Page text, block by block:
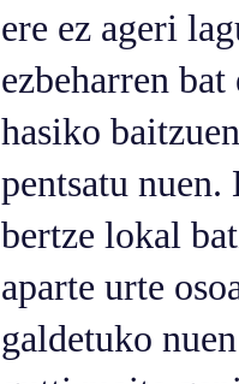
ere ez ageri
ezbeharren
hasiko
pentsatu
bertze lokal
aparte urte
galdetuko